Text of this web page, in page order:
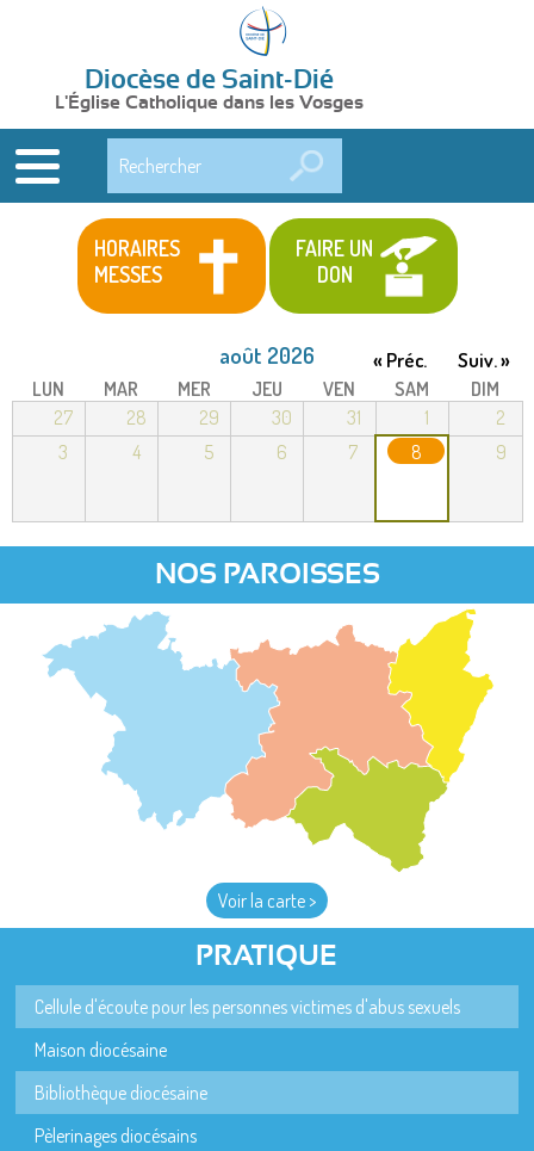
Diocèse de Saint-Dié
L'Église Catholique dans les Vosges
HORAIRES
MESSES
FAIRE UN
DON
août 2026 « Préc. Suiv. »
LUN MAR MER JEU VEN SAM
DIM
27
28 29 30 31 1
2
3
4 5 6 7 8 9
NOS PAROISSES
Voir la carte >
PRATIQUE
Cellule d'écoute pour les personnes victimes d'abus sexuels
Maison diocésaine
Bibliothèque diocésaine
Pèlerinages diocésains